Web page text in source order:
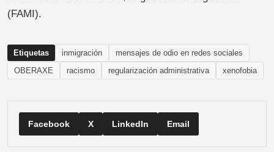
(FAMI).
Etiquetas inmigración
mensajes de odio en redes sociales
OBERAXE
racismo regularización administrativa xenofobia
Facebook X LinkedIn Email